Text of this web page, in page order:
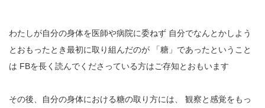
わたしが自分の身体を医師や病院に委ねず 自分でなんとかしよう
とおもったとき最初に取り組んだのが 「糖」であったということ
は FBを長く読んでくださっている方はご存知とおもいます
その後、自分の身体における糖の取り方には、
観察と感覚をもっ